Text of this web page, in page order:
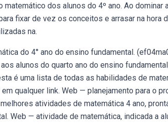
dos alunos do 4º ano. Ao
fixar de vez os conceitos e arrasar na hora
na.
do 4° ano do ensino fundamental.
alunos do quarto ano do ensino
é uma lista de todas as habilidades de
qualquer link. Web — planejamento para o
atividades de matemática 4 ano,
Web — atividade de matemática, indicada a